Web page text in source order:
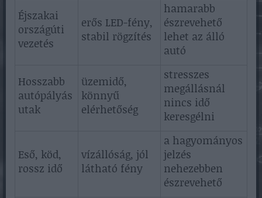
Éjszakai
országúti
vezetés
erős LED-fény,
stabil rögzítés
hamarabb
észrevehető
lehet az álló
autó
Hosszabb
autópályás
utak
üzemidő,
könnyű
elérhetőség
stresszes
megállásnál
nincs idő
keresgélni
Eső, köd,
rossz idő
vízállóság, jól
látható fény
a hagyományos
jelzés
nehezebben
észrevehető